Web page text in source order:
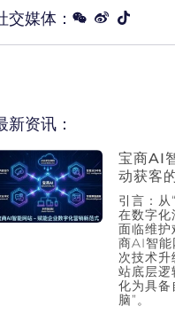
交媒体：
新资讯：
宝商AI
动获客
引言：从
在数字化
面临维护
商AI智能
次技术
站底层逻
化为具备
脑”。